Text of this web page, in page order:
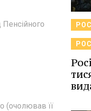
(очолював її